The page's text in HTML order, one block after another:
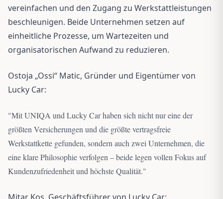
vereinfachen und den Zugang zu Werkstattleistungen
beschleunigen. Beide Unternehmen setzen auf
einheitliche Prozesse, um Wartezeiten und
organisatorischen Aufwand zu reduzieren.
Ostoja „Ossi“ Matic, Gründer und Eigentümer von
Lucky Car:
"Mit UNIQA und Lucky Car haben sich nicht nur eine der
größten Versicherungen und die größte vertragsfreie
Werkstattkette gefunden, sondern auch zwei Unternehmen, die
eine klare Philosophie verfolgen – beide legen vollen Fokus auf
Kundenzufriedenheit und höchste Qualität."